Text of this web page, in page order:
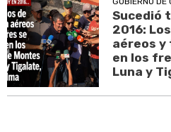
Sucedió
2016:
aéreos
en los
Luna y